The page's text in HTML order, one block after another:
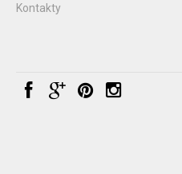
Kontakty